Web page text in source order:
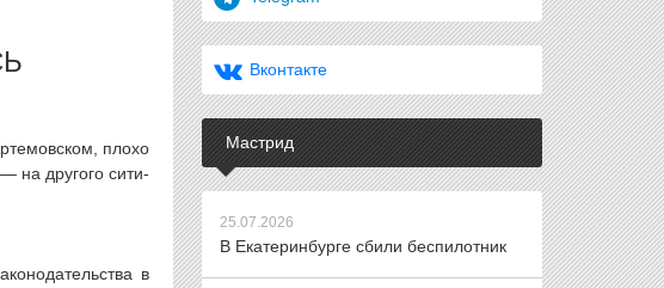
плохо
на другого сити-
в
Вконтакте
Мастрид
25.07.2026
В Екатеринбурге сбили беспилотник